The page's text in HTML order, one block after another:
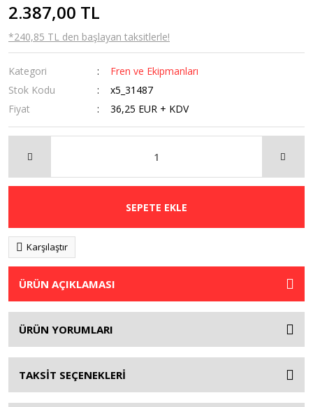
2.387,00 TL
*240,85 TL den başlayan taksitlerle!
Kategori
Fren ve Ekipmanları
Stok Kodu
x5_31487
Fiyat
36,25 EUR + KDV
SEPETE EKLE
Karşılaştır
ÜRÜN AÇIKLAMASI
ÜRÜN YORUMLARI
TAKSİT SEÇENEKLERİ